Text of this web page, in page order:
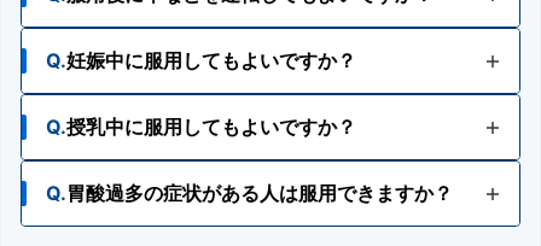
A.眠くなる成分無配合。服用後も車などの運転や機
械類等の操作ができます。
Q.妊娠中に服用してもよいですか？
A.妊婦又は妊娠していると思われる人は、医師、薬
剤師又は登録販売者にご相談ください。
Q.授乳中に服用してもよいですか？
A.授乳中の人は、医師、薬剤師又は登録販売者にご
相談ください。
Q.胃酸過多の症状がある人は服用できますか？